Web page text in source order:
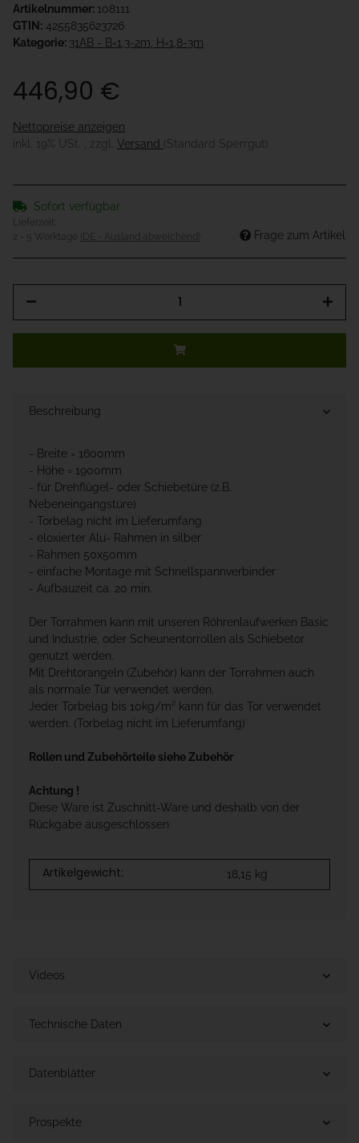
Artikelnummer: 108111
GTIN: 4255835623726
Kategorie: 31AB - B=1,3-2m, H=1,8-3m
446,90 €
Nettopreise anzeigen
inkl. 19% USt. , zzgl. Versand (Standard Sperrgut)
Sofort verfügbar
Lieferzeit:
2 - 5 Werktage
(DE - Ausland abweichend) Frage zum Artikel
Beschreibung
- Breite = 1600mm
- Höhe = 1900mm
- für Drehflügel- oder Schiebetüre (z.B.
Nebeneingangstüre)
- Torbelag nicht im Lieferumfang
- eloxierter Alu- Rahmen in silber
- Rahmen 50x50mm
- einfache Montage mit Schnellspannverbinder
- Aufbauzeit ca. 20 min.
Der Torrahmen kann mit unseren Röhrenlaufwerken Basic
und Industrie, oder Scheunentorrollen als Schiebetor
genutzt werden.
Mit Drehtorangeln (Zubehör) kann der Torrahmen auch
als normale Tür verwendet werden.
Jeder Torbelag bis 10kg/m² kann für das Tor verwendet
werden. (Torbelag nicht im Lieferumfang)
Rollen und Zubehörteile siehe Zubehör
Achtung !
Diese Ware ist Zuschnitt-Ware und deshalb von der
Rückgabe ausgeschlossen
Artikelgewicht: 18,15 kg
Videos
Technische Daten
Datenblätter
Prospekte